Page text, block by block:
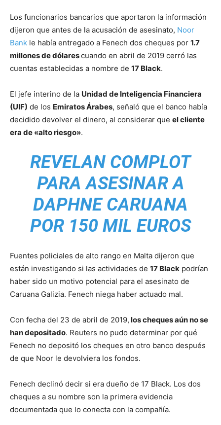
Los funcionarios bancarios que aportaron la información
dijeron que antes de la acusación de asesinato, Noor
Bank le había entregado a Fenech dos cheques por 1.7
millones de dólarescuando en abril de 2019 cerró las
cuentas establecidas a nombre de 17 Black.
El jefe interino de la Unidad de Inteligencia Financiera
(UIF) de los Emiratos Árabes, señaló que el banco había
decidido devolver el dinero, al considerar que el cliente
era de «alto riesgo».
REVELAN COMPLOT
PARA ASESINAR A
DAPHNE CARUANA
POR 150 MIL EUROS
Fuentes policiales de alto rango en Malta dijeron que
están investigando si las actividades de 17 Black podrían
haber sido un motivo potencial para el asesinato de
Caruana Galizia. Fenech niega haber actuado mal.
Con fecha del 23 de abril de 2019, los cheques aún no se
han depositado. Reuters no pudo determinar por qué
Fenech no depositó los cheques en otro banco después
de que Noor le devolviera los fondos.
Fenech declinó decir si era dueño de 17 Black. Los dos
cheques a su nombre son la primera evidencia
documentada que lo conecta con la compañía.